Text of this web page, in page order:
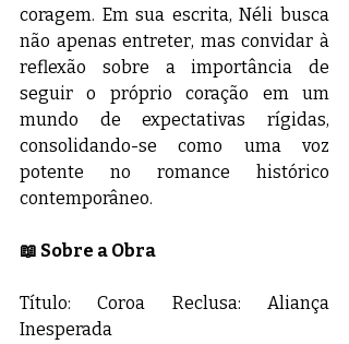
coragem. Em sua escrita, Néli busca
não apenas entreter, mas convidar à
reflexão sobre a importância de
seguir o próprio coração em um
mundo de expectativas rígidas,
consolidando-se como uma voz
potente no romance histórico
contemporâneo.
📖 Sobre a Obra
Título: Coroa Reclusa: Aliança
Inesperada